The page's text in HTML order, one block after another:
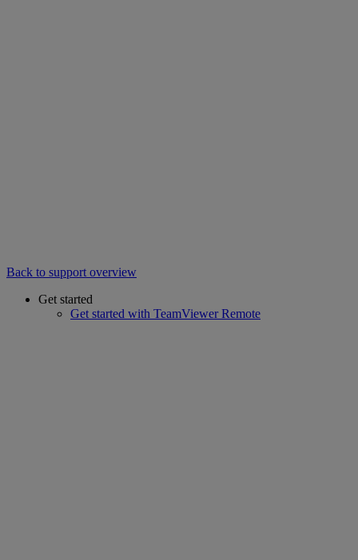
Back to support overview
Get started
Get started with TeamViewer Remote